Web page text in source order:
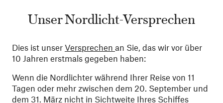
Unser Nordlicht-Versprechen
Dies ist unser Versprechen an Sie, das wir vor über
10 Jahren erstmals gegeben haben:
Wenn die Nordlichter während Ihrer Reise von 11
Tagen oder mehr zwischen dem 20. September und
dem 31. März nicht in Sichtweite Ihres Schiffes